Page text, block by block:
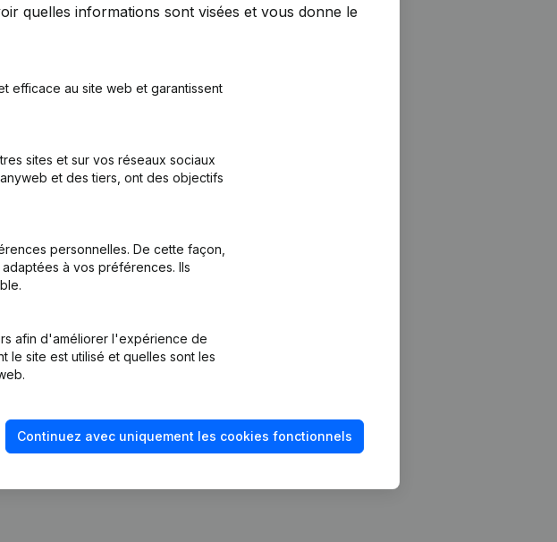
quelles informations sont visées et vous donne le
efficace au site web et garantissent
sites et sur vos réseaux sociaux
et des tiers, ont des objectifs
personnelles. De cette façon,
à vos préférences. Ils
afin d'améliorer l'expérience de
le site est utilisé et quelles sont les
Continuez avec uniquement les cookies fonctionnels
fraude
Consulter des comptes annuels
Vérification de la solvabilité